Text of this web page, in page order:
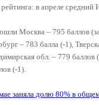
в апреле
Москва – 795 баллов
– 783 балла (-1),
обл. – 779
(-1).
заняла долю 80% в